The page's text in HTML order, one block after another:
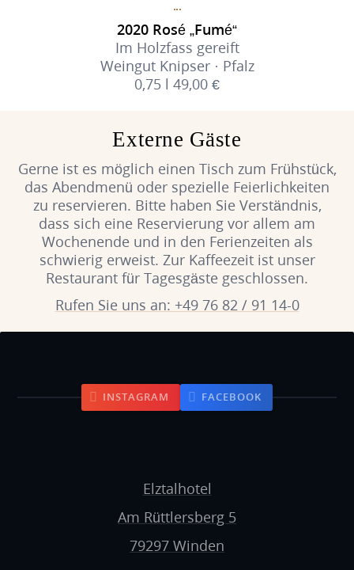
2020 Rosé „Fumé“
Im Holzfass gereift
Weingut Knipser · Pfalz
0,75 l 49,00 €
Externe Gäste
Gerne ist es möglich einen Tisch zum Frühstück,
das Abendmenü oder spezielle Feierlichkeiten
zu reservieren. Bitte haben Sie Verständnis,
dass sich eine Reservierung vor allem am
Wochenende und in den Ferienzeiten als
schwierig erweist. Zur Kaffeezeit ist unser
Restaurant für Tagesgäste geschlossen.
Rufen Sie uns an: +49 76 82 / 91 14-0
INSTAGRAM FACEBOOK
Elztalhotel
Am Rüttlersberg 5
79297 Winden